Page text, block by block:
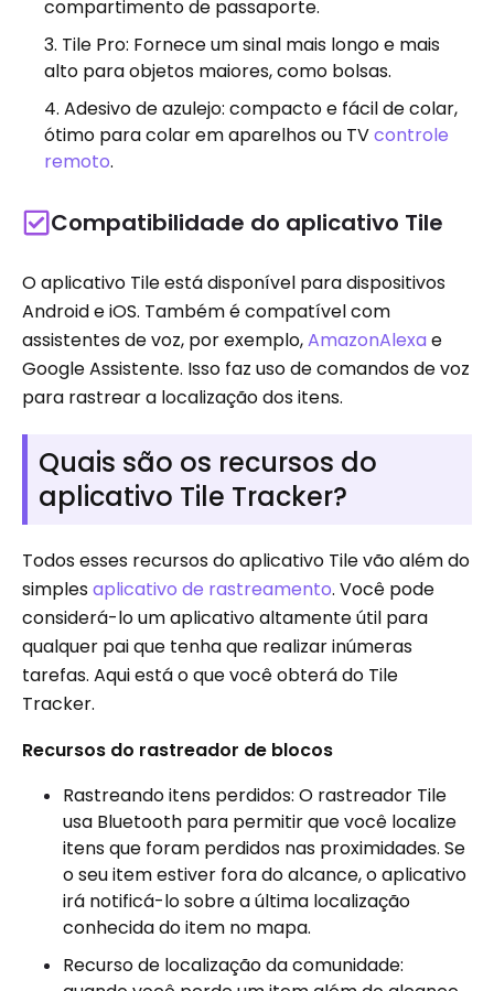
compartimento de passaporte.
Tile Pro: Fornece um sinal mais longo e mais
alto para objetos maiores, como bolsas.
Adesivo de azulejo: compacto e fácil de colar,
ótimo para colar em aparelhos ou TVcontrole
remoto.
Compatibilidade do aplicativo Tile
O aplicativo Tile está disponível para dispositivos
Android e iOS. Também é compatível com
assistentes de voz, por exemplo,AmazonAlexa e
Google Assistente. Isso faz uso de comandos de voz
para rastrear a localização dos itens.
Quais são os recursos do
aplicativo Tile Tracker?
Todos esses recursos do aplicativo Tile vão além do
simplesaplicativo de rastreamento. Você pode
considerá-lo um aplicativo altamente útil para
qualquer pai que tenha que realizar inúmeras
tarefas. Aqui está o que você obterá do Tile
Tracker.
Recursos do rastreador de blocos
Rastreando itens perdidos: O rastreador Tile
usa Bluetooth para permitir que você localize
itens que foram perdidos nas proximidades. Se
o seu item estiver fora do alcance, o aplicativo
irá notificá-lo sobre a última localização
conhecida do item no mapa.
Recurso de localização da comunidade: